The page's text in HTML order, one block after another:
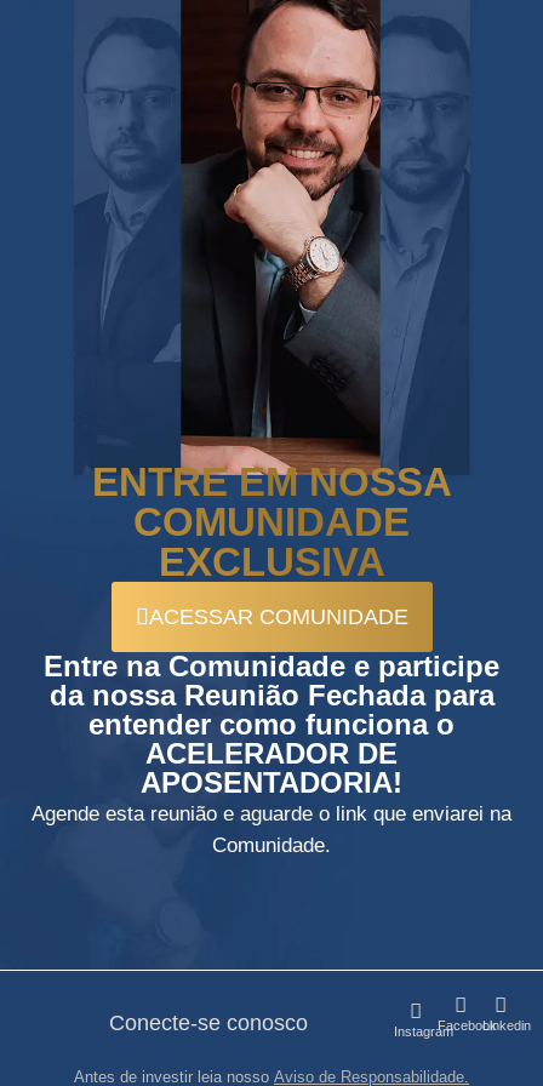
ENTRE EM NOSSA
COMUNIDADE
EXCLUSIVA
ACESSAR COMUNIDADE
Entre na Comunidade e participe
da nossa Reunião Fechada para
entender como funciona o
ACELERADOR DE
APOSENTADORIA!
Agende esta reunião e aguarde o link que enviarei na
Comunidade.
Conecte-se conosco InstagramFacebookLinkedin
Antes de investir leia nosso Aviso de Responsabilidade.